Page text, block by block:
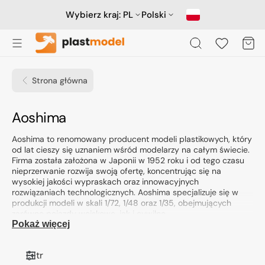
Wybierz kraj: PL Polski
Koszyk
Strona główna
Kolekcja:
Aoshima
Aoshima to renomowany producent modeli plastikowych, który
od lat cieszy się uznaniem wśród modelarzy na całym świecie.
Firma została założona w Japonii w 1952 roku i od tego czasu
nieprzerwanie rozwija swoją ofertę, koncentrując się na
wysokiej jakości wypraskach oraz innowacyjnych
rozwiązaniach technologicznych. Aoshima specjalizuje się w
produkcji modeli w skali 1/72, 1/48 oraz 1/35, obejmujących
zarówno pojazdy wojskowe, jak i cywilne.
Profil działalności i specjalizacja
Aoshima jest znana z szerokiej gamy modeli, które obejmują
Pokaż więcej
Filtr